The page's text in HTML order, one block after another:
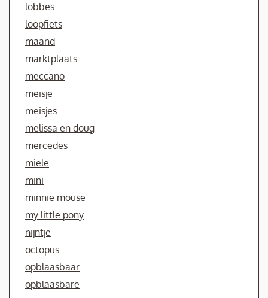
lobbes
loopfiets
maand
marktplaats
meccano
meisje
meisjes
melissa en doug
mercedes
miele
mini
minnie mouse
my little pony
nijntje
octopus
opblaasbaar
opblaasbare